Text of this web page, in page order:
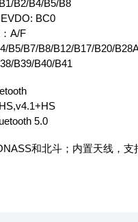
B2/B4/B5/B8
BC0
A/F
B5/B7/B8/B12/B17/B20/
B39/B40/B41
5.0
和北斗；内置天线，支